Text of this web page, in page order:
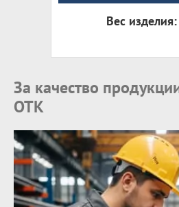
Вес изделия:
За качество
ОТК